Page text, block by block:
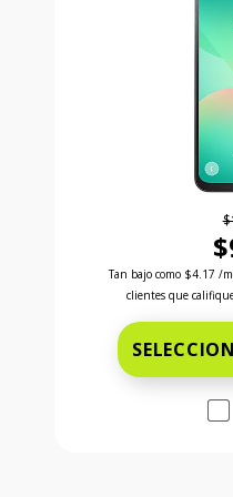
Antes el precio
Tan bajo como $4.17 /
clientes que